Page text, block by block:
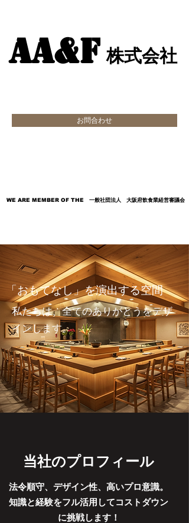
AA&F
AA&F 株式会社
株式会社
お問合わせ
WE ARE MEMBER OF THE 一般社団法人 大阪府飲食業経営審議会
WE ARE MEMBER OF THE 一般社団法人 大阪府飲食業経営審議会
「おもてなし」を演出する空間
​私たちは、全てのありがとうをデザ
インします。
当社のプロフィール
法令順守、デザイン性、高いプロ意識。
​知識と経験をフル活用してコストダウン
に挑戦します！